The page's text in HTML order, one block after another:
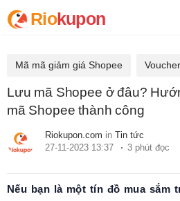
Riokupon
Mã mã giảm giá Shopee Voucher
Lưu mã Shopee ở đâu?
mã Shopee thành công
Riokupon.com in Tin tức
27-11-2023 13:37
3 phút đọc
Nếu bạn là một tín đồ mua sắm